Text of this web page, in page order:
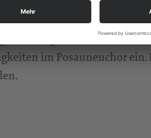
und so gibt es auch in
gibt es auch
im Posaunenchor